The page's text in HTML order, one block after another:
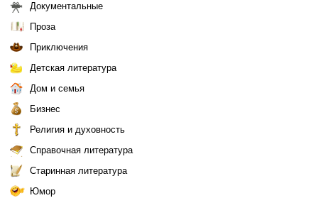
Документальные
Проза
Приключения
Детская литература
Дом и семья
Бизнес
Религия и духовность
Справочная литература
Старинная литература
Юмор